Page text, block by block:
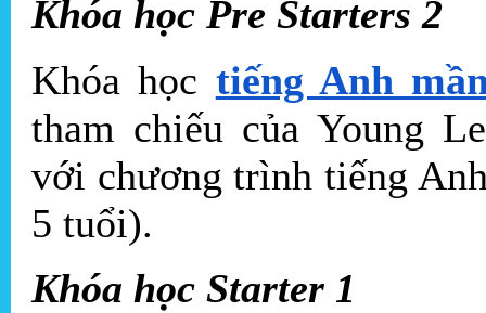
Khóa học Pre Starters 2
Khóa học tiếng Anh
tham chiếu của Young
với chương trình tiếng
5 tuổi).
Khóa học Starter 1